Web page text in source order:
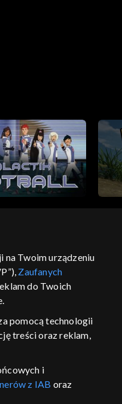
na Twoim urządzeniu
Zaufanych
do Twoich
pomocą technologii
treści oraz reklam,
i
z IAB oraz